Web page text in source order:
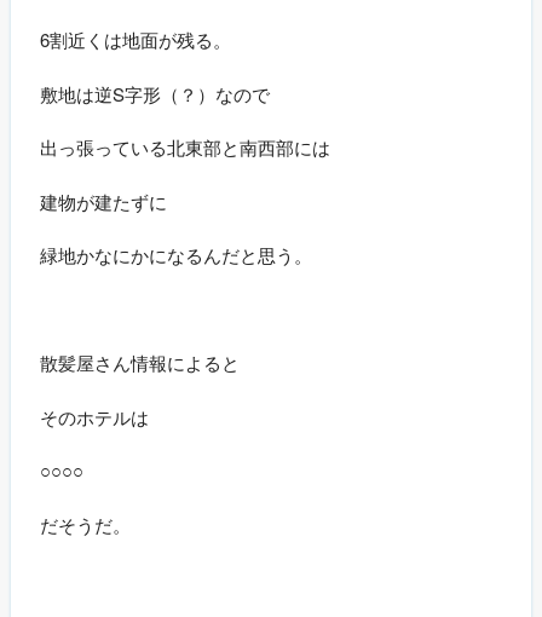
6割近くは地面が残る。
敷地は逆S字形（？）なので
出っ張っている北東部と南西部には
建物が建たずに
緑地かなにかになるんだと思う。
散髪屋さん情報によると
そのホテルは
○○○○
だそうだ。